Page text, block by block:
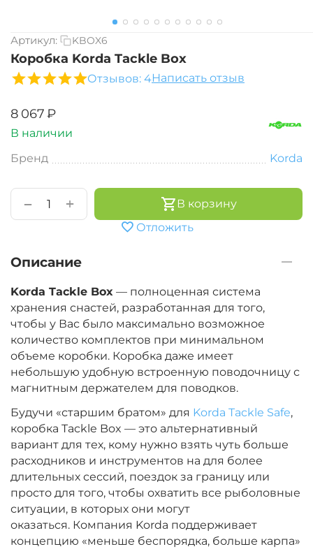
Артикул: KBOX6
Коробка Korda Tackle Box
Отзывов: 4Написать отзыв
‍8 067‍₽
В наличии
Бренд
Korda
+
−
В корзину
Отложить
Описание
Korda Tackle Box — полноценная система
хранения снастей, разработанная для того,
чтобы у Вас было максимально возможное
количество комплектов при минимальном
объеме коробки. Коробка даже имеет
небольшую удобную встроенную поводочницу с
магнитным держателем для поводков.
Будучи «старшим братом» для Korda Tackle Safe,
коробка Tackle Box — это альтернативный
вариант для тех, кому нужно взять чуть больше
расходников и инструментов на для более
длительных сессий, поездок за границу или
просто для того, чтобы охватить все рыболовные
ситуации, в которых они могут
оказаться. Компания Korda поддерживает
концепцию «меньше беспорядка, больше карпа»